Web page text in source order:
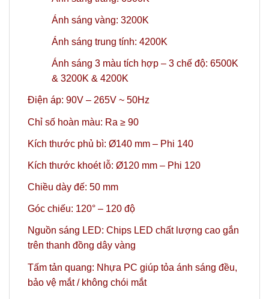
Ánh sáng vàng: 3200K
Ánh sáng trung tính: 4200K
Ánh sáng 3 màu tích hợp – 3 chế độ: 6500K
& 3200K & 4200K
Điện áp: 90V – 265V ~ 50Hz
Chỉ số hoàn màu: Ra ≥ 90
Kích thước phủ bì: Ø140 mm – Phi 140
Kích thước khoét lỗ: Ø120 mm – Phi 120
Chiều dày đế: 50 mm
Góc chiếu: 120° – 120 độ
Nguồn sáng LED: Chips LED chất lượng cao gắn
trên thanh đồng dây vàng
Tấm tản quang: Nhựa PC giúp tỏa ánh sáng đều,
bảo vệ mắt / không chói mắt